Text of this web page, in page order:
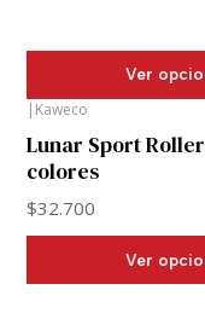
Ver
| Kaweco
Lunar Sport
colores
$32.700
Ver